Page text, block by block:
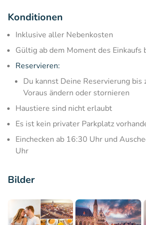
Konditionen
Inklusive aller Nebenkosten
Gültig ab dem Moment des
Reservieren:
Du kannst Deine Reservierung bis
Voraus ändern oder stornieren
Haustiere sind nicht erlaubt
Es ist kein privater Parkplatz
Einchecken ab 16:30 Uhr und
Uhr
Bilder